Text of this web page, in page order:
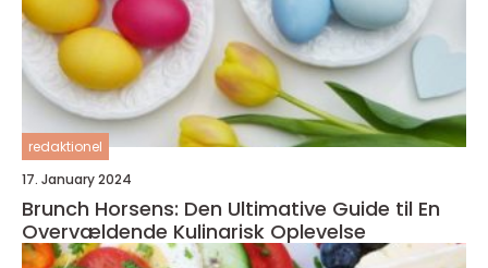
redaktionel
17. January 2024
Brunch Horsens: Den Ultimative Guide til En
Overvældende Kulinarisk Oplevelse